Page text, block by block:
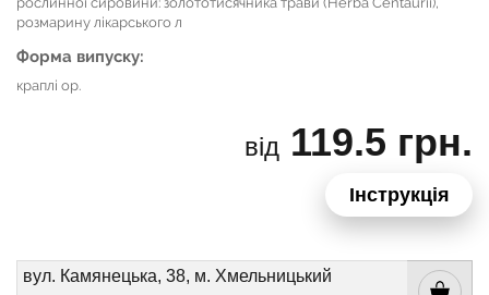
розмарину лікарського л
Форма випуску:
краплі ор.
від 119.5 грн.
Інструкція
вул. Камянецька, 38, м. Хмельницький